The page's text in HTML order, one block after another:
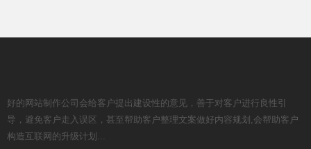
好的网站制作公司会给客户提出建设性的意见，善于对客户进行良性引
导，避免客户走入误区，甚至帮助客户整理文案做好内容规划,会帮助客户
构造互联网的升级计划...